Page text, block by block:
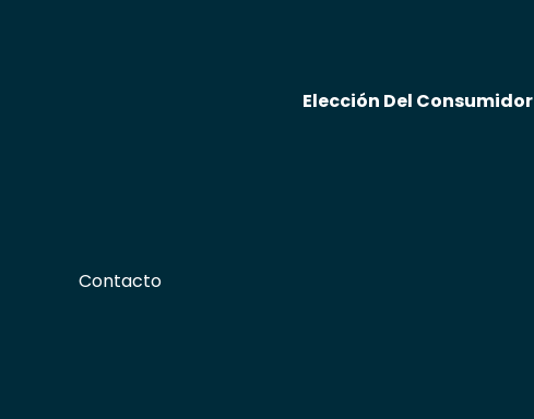
Elección Del Consumidor
Contacto